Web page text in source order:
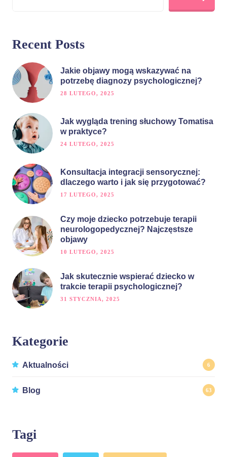
Recent Posts
Jakie objawy mogą wskazywać na
potrzebę diagnozy psychologicznej?
28 LUTEGO, 2025
Jak wygląda trening słuchowy Tomatisa
w praktyce?
24 LUTEGO, 2025
Konsultacja integracji sensorycznej:
dlaczego warto i jak się przygotować?
17 LUTEGO, 2025
Czy moje dziecko potrzebuje terapii
neurologopedycznej? Najczęstsze
objawy
10 LUTEGO, 2025
Jak skutecznie wspierać dziecko w
trakcie terapii psychologicznej?
31 STYCZNIA, 2025
Kategorie
Aktualności 6
Blog 63
Tagi